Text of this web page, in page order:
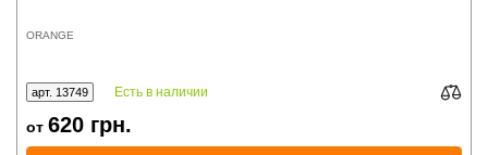
ORANGE
арт. 13749 Есть в наличии
от 620 грн.